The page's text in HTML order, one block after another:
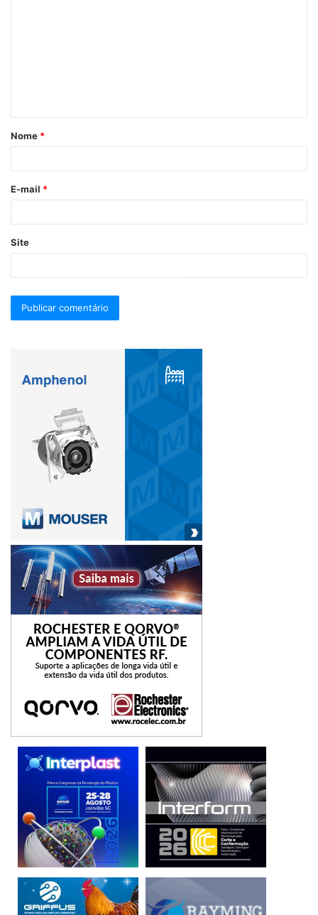
Nome *
E-mail *
Site